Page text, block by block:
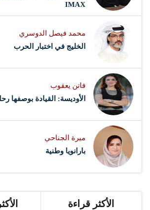
IMAX
محمد فيصل الدوسري ​
‏الخليج في اختبار الحرب
فاتن يعقوب
الأوديسة: القيادة بوصفها
ميرة الجناحي
بارانويا وطنية
الأكثر قراءة